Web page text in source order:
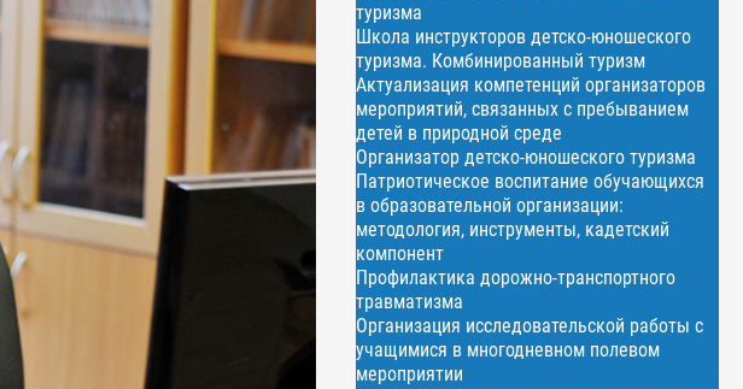
туризма
Школа инструкторов детско-юношеского
туризма. Комбинированный туризм
Актуализация компетенций организаторов
мероприятий, связанных с пребыванием
детей в природной среде
Организатор детско-юношеского туризма
Патриотическое воспитание обучающихся
в образовательной организации:
методология, инструменты, кадетский
компонент
Профилактика дорожно-транспортного
травматизма
Организация исследовательской работы с
учащимися в многодневном полевом
мероприятии